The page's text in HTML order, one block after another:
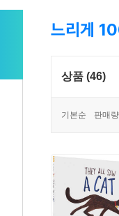
느리게
상품 (46)
기본순 판매